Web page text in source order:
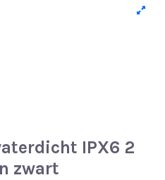
IPX6 2
zwart